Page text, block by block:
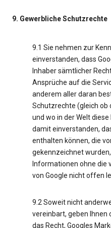
9. Gewerbliche Schutzrechte
9.1 Sie nehmen zur
einverstanden, dass
Inhaber sämtlicher
Ansprüche auf die
anderem aller daran
Schutzrechte (gleich ob
und wo in der Welt
damit einverstanden,
enthalten können, die
gekennzeichnet
Informationen ohne die
von Google nicht offen
9.2 Soweit nicht
vereinbart, geben Ihnen
das Recht, Googles